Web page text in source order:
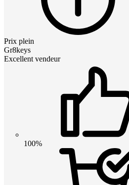
Prix plein
Gr8keys
Excellent vendeur
100%